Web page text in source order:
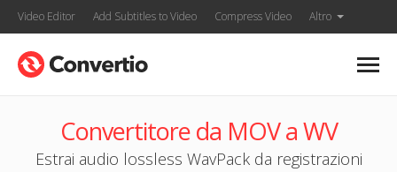
Video Editor Add Subtitles to Video Compress Video Altro
Convertitore da MOV a WV
Estrai audio lossless WavPack da registrazioni